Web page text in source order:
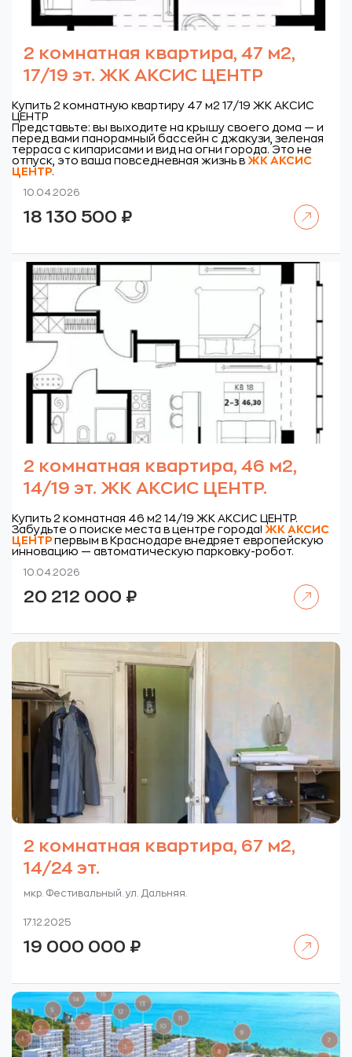
2 комнатная квартира, 47 м2,
17/19 эт. ЖК АКСИС ЦЕНТР
Купить 2 комнатную квартиру 47 м2 17/19 ЖК АКСИС
ЦЕНТР
Представьте: вы выходите на крышу своего дома — и
перед вами панорамный бассейн с джакузи, зеленая
терраса с кипарисами и вид на огни города. Это не
отпуск, это ваша повседневная жизнь в ЖК АКСИС
ЦЕНТР.
10.04.2026
18 130 500 ₽
2 комнатная квартира, 46 м2,
14/19 эт. ЖК АКСИС ЦЕНТР.
Купить 2 комнатная 46 м2 14/19 ЖК АКСИС ЦЕНТР.
Забудьте о поиске места в центре города! ЖК АКСИС
ЦЕНТР первым в Краснодаре внедряет европейскую
инновацию — автоматическую парковку-робот.
10.04.2026
20 212 000 ₽
2 комнатная квартира, 67 м2,
14/24 эт.
мкр. Фестивальный. ул. Дальняя.
17.12.2025
19 000 000 ₽